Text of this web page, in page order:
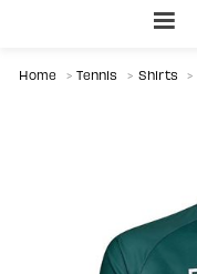
Home > Tennis > Shirts >